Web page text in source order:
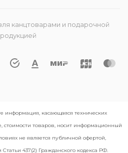
канцтоварами и подарочной
информация, касающаяся технических
стоимости товаров, носит информационный
не является публичной офертой,
437(2) Гражданского кодекса РФ.